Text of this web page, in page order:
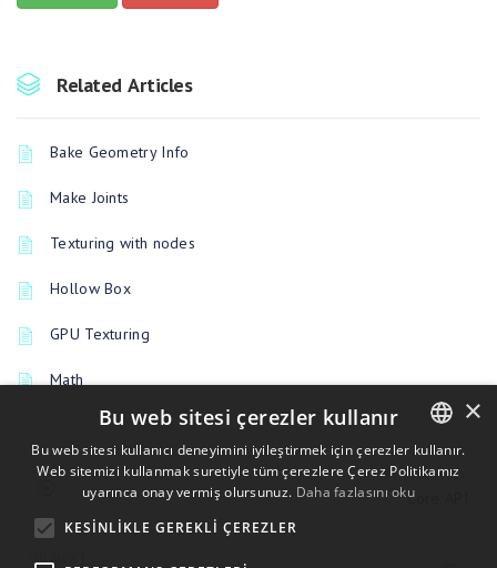
Related Articles
Bake Geometry Info
Make Joints
Texturing with nodes
Hollow Box
GPU Texturing
Math
PREVIOUSLY
Core API
ENGLISH
×
Bu web sitesi çerezler kullanır
Bu web sitesi kullanıcı deneyimini iyileştirmek için çerezler kullanır.
Web sitemizi kullanmak suretiyle tüm çerezlere Çerez Politikamız
uyarınca onay vermiş olursunuz. Daha fazlasını oku
KESINLIKLE GEREKLI ÇEREZLER